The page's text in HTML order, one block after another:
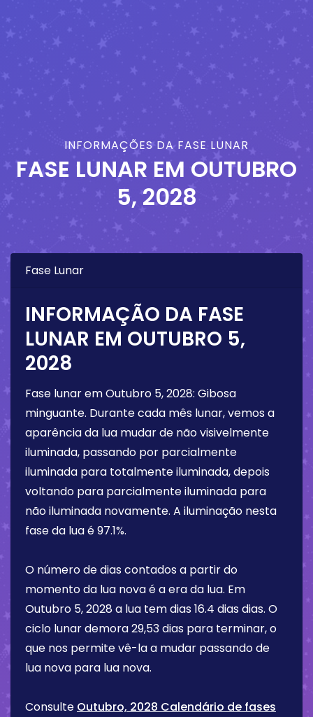
INFORMAÇÕES DA FASE LUNAR
FASE LUNAR EM OUTUBRO
5, 2028
Fase Lunar
INFORMAÇÃO DA FASE
LUNAR EM OUTUBRO 5,
2028
Fase lunar emOutubro 5, 2028: Gibosa
minguante. Durante cada mês lunar, vemos a
aparência da lua mudar de não visivelmente
iluminada, passando por parcialmente
iluminada para totalmente iluminada, depois
voltando para parcialmente iluminada para
não iluminada novamente. A iluminação nesta
fase da lua é97.1%.
O número de dias contados a partir do
momento da lua nova é a era da lua. Em
Outubro 5, 2028 a lua tem dias 16.4 dias dias. O
ciclo lunar demora 29,53 dias para terminar, o
que nos permite vê-la a mudar passando de
lua nova para lua nova.
Consulte Outubro, 2028 Calendário de fases